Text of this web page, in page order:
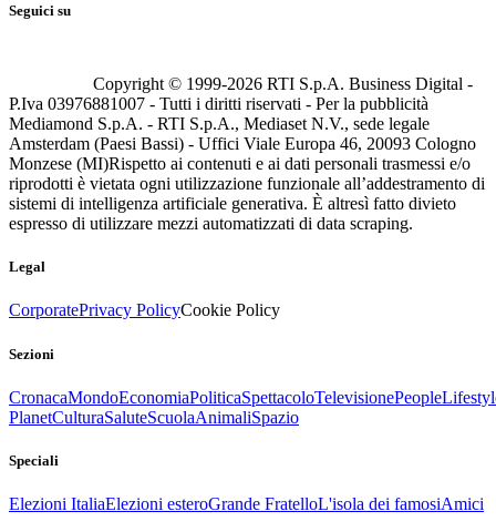
Seguici su
Copyright © 1999-2026 RTI S.p.A. Business Digital -
P.Iva 03976881007 - Tutti i diritti riservati - Per la pubblicità
Mediamond S.p.A. - RTI S.p.A., Mediaset N.V., sede legale
Amsterdam (Paesi Bassi) - Uffici Viale Europa 46, 20093 Cologno
Monzese (MI)Rispetto ai contenuti e ai dati personali trasmessi e/o
riprodotti è vietata ogni utilizzazione funzionale all’addestramento di
sistemi di intelligenza artificiale generativa. È altresì fatto divieto
espresso di utilizzare mezzi automatizzati di data scraping.
Legal
CorporatePrivacy PolicyCookie Policy
Sezioni
CronacaMondoEconomiaPoliticaSpettacoloTelevisionePeople
PlanetCulturaSaluteScuolaAnimaliSpazio
Speciali
Elezioni ItaliaElezioni esteroGrande FratelloL'isola dei famosiAmici